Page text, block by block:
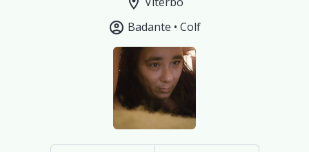
account_circle Badante • Colf